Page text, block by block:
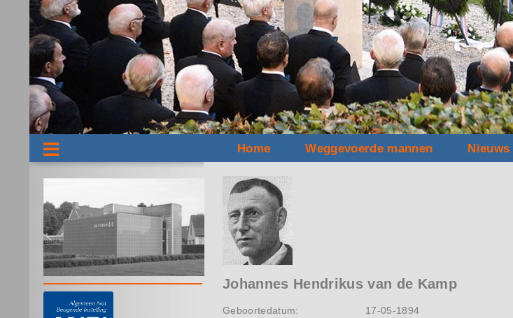
Home Weggevoerde mannen Nieuws
Johannes Hendrikus van de Kamp
Geboortedatum:
17-05-1894